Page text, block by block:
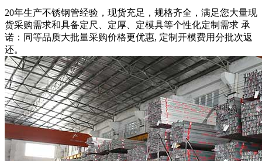
20年生产不锈钢管经验，现货充足，规格齐全，满足您大量现
货采购需求和具备定尺、定厚、定模具等个性化定制需求 承
诺：同等品质大批量采购价格更优惠, 定制开模费用分批次返
还。